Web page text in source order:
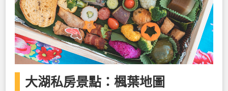
大湖私房景點：楓葉地圖